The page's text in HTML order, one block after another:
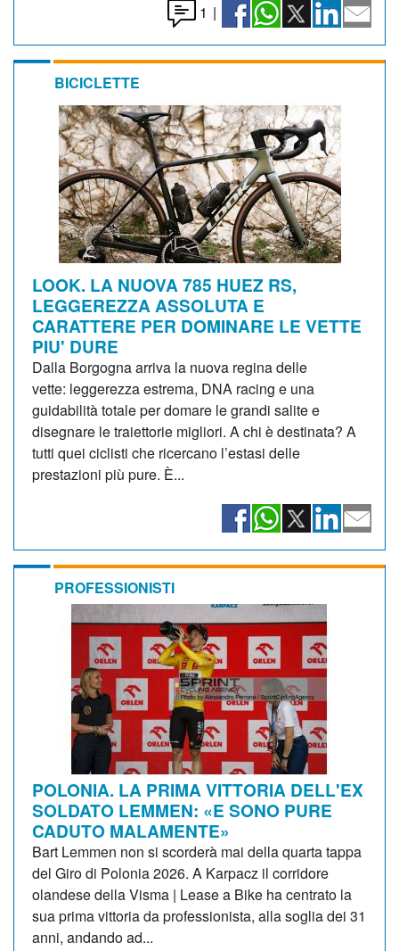
1 |
BICICLETTE
LOOK. LA NUOVA 785 HUEZ RS,
LEGGEREZZA ASSOLUTA E
CARATTERE PER DOMINARE LE VETTE
PIU' DURE
Dalla Borgogna arriva la nuova regina delle
vette: leggerezza estrema, DNA racing e una
guidabilità totale per domare le grandi salite e
disegnare le traiettorie migliori. A chi è destinata? A
tutti quei ciclisti che ricercano l’estasi delle
prestazioni più pure. È...
PROFESSIONISTI
POLONIA. LA PRIMA VITTORIA DELL'EX
SOLDATO LEMMEN: «E SONO PURE
CADUTO MALAMENTE»
Bart Lemmen non si scorderà mai della quarta tappa
del Giro di Polonia 2026. A Karpacz il corridore
olandese della Visma | Lease a Bike ha centrato la
sua prima vittoria da professionista, alla soglia dei 31
anni, andando ad...